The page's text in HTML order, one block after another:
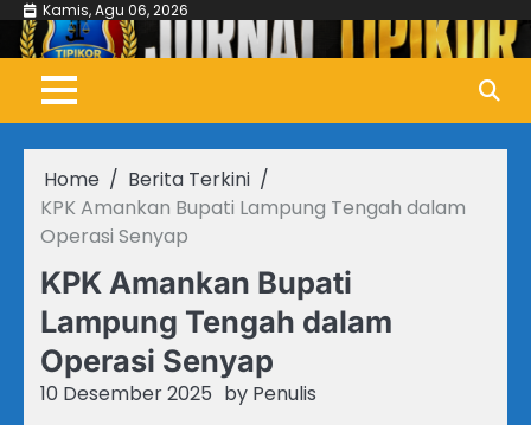
Skip
content
Kamis, Agu 06, 2026
Home
Berita Terkini
KPK Amankan Bupati Lampung Tengah dalam
Operasi Senyap
KPK Amankan Bupati
Lampung Tengah dalam
Operasi Senyap
10 Desember 2025 by Penulis